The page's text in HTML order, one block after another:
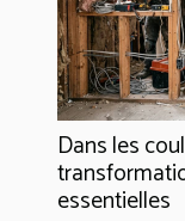
Dans les
essentielles